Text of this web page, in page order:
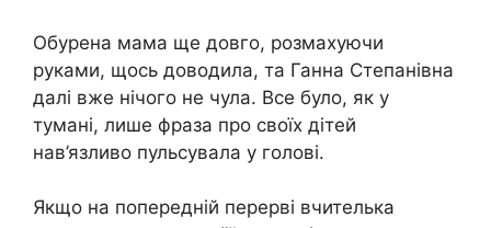
Обурена мама ще довго, розмахуючи
руками, щось доводила, та Ганна Степанівна
далі вже нічого не чула. Все було, як у
тумані, лише фраза про своїх дітей
нав’язливо пульсувала у голові.
Якщо на попередній перерві вчителька